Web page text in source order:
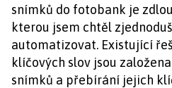
snímků do fotobank je
kterou jsem chtěl
automatizovat. Existující
klíčových slov jsou
snímků a přebírání jejich